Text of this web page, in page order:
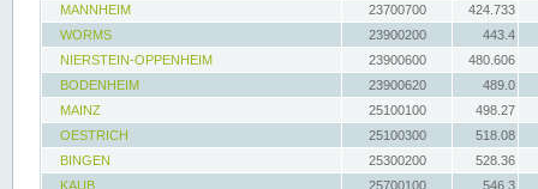
MANNHEIM
23700700
424.733
WORMS
23900200
443.4
NIERSTEIN-OPPENHEIM
23900600
480.606
BODENHEIM
23900620
489.0
MAINZ
25100100
498.27
OESTRICH
25100300
518.08
BINGEN
25300200
528.36
KAUB
25700100
546.3